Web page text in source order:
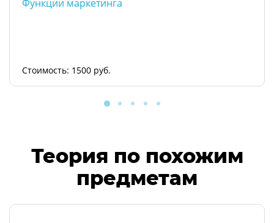
Функции маркетинга
Стоимость: 1500 руб.
Теория по похожим
предметам